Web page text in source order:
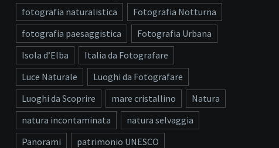
fotografia naturalistica
Fotografia Notturna
fotografia paesaggistica
Fotografia Urbana
Isola d’Elba
Italia da Fotografare
Luce Naturale
Luoghi da Fotografare
Luoghi da Scoprire
mare cristallino
Natura
natura incontaminata
natura selvaggia
Panorami
patrimonio UNESCO